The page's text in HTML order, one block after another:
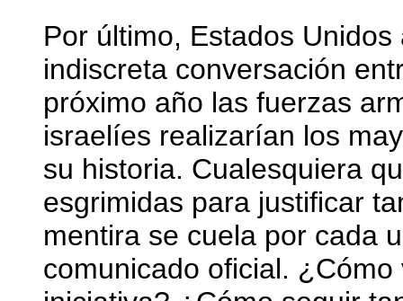
Por último, Estados
indiscreta conversación
próximo año las fuerzas
israelíes realizarían los
su historia. Cualesquiera
esgrimidas para justificar
mentira se cuela por cada
comunicado oficial.